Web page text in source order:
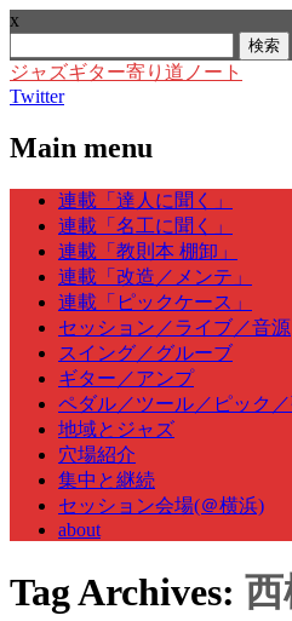
x
索:
ジャズギター寄り道ノート
Twitter
Main menu
Skip
content
連載「達人に聞く」
連載「名工に聞く」
連載「教則本 棚卸」
連載「改造／メンテ」
連載「ピックケース」
セッション／ライブ／音源
スイング／グルーブ
ギター／アンプ
ペダル／ツール／ピック
地域とジャズ
穴場紹介
集中と継続
セッション会場(＠横浜)
about
Tag Archives: 西